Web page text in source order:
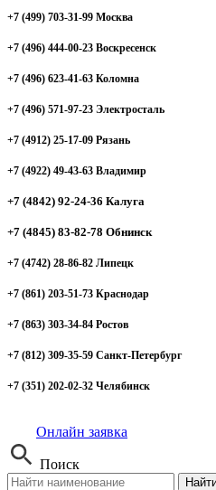
+7 (499) 703-31-99 Москва
+7 (496) 444-00-23 Воскресенск
+7 (496) 623-41-63 Коломна
+7 (496) 571-97-23 Электросталь
+7 (4912) 25-17-09 Рязань
+7 (4922) 49-43-63 Владимир
+7 (4842) 92-24-36 Калуга
+7 (4845) 83-82-78 Обнинск
+7 (4742) 28-86-82 Липецк
+7 (861) 203-51-73 Краснодар
+7 (863) 303-34-84 Ростов
+7 (812) 309-35-59 Санкт-Петербург
+7 (351) 202-02-32 Челябинск
Онлайн заявка
Поиск